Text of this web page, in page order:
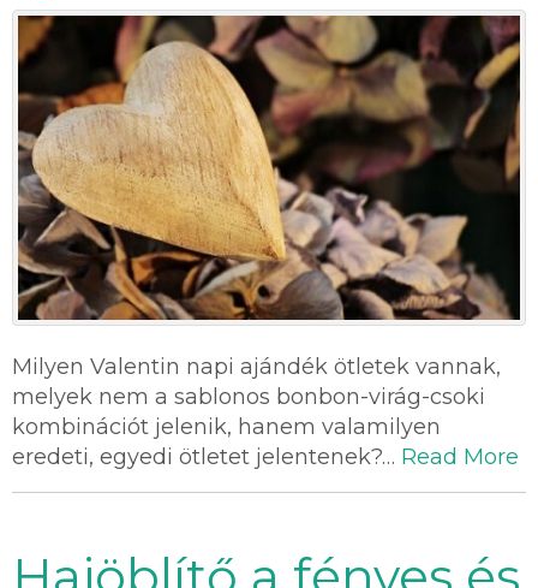
Milyen Valentin napi ajándék ötletek vannak,
melyek nem a sablonos bonbon-virág-csoki
kombinációt jelenik, hanem valamilyen
eredeti, egyedi ötletet jelentenek?… Read More
Hajöblítő a fényes és